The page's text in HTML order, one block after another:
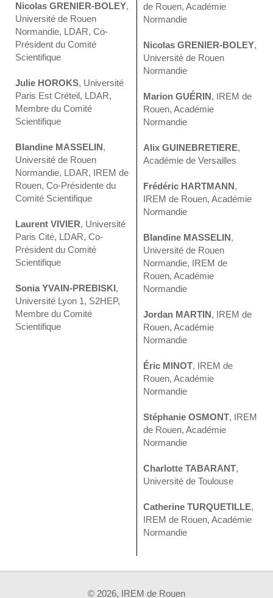
Nicolas GRENIER-BOLEY,
Université de Rouen
Normandie, LDAR, Co-
Président du Comité
Scientifique
Julie HOROKS, Université
Paris Est Créteil, LDAR,
Membre du Comité
Scientifique
Blandine MASSELIN,
Université de Rouen
Normandie, LDAR, IREM de
Rouen, Co-Présidente du
Comité Scientifique
Laurent VIVIER, Université
Paris Cité, LDAR, Co-
Président du Comité
Scientifique
Sonia YVAIN-PREBISKI,
Université Lyon 1, S2HEP,
Membre du Comité
Scientifique
de Rouen, Académie
Normandie
Nicolas GRENIER-BOLEY,
Université de Rouen
Normandie
Marion GUÉRIN, IREM de
Rouen, Académie
Normandie
Alix GUINEBRETIERE,
Académie de Versailles
Frédéric HARTMANN,
IREM de Rouen, Académie
Normandie
Blandine MASSELIN,
Université de Rouen
Normandie, IREM de
Rouen, Académie
Normandie
Jordan MARTIN, IREM de
Rouen, Académie
Normandie
Éric MINOT, IREM de
Rouen, Académie
Normandie
Stéphanie OSMONT, IREM
de Rouen, Académie
Normandie
Charlotte TABARANT,
Université de Toulouse
Catherine TURQUETILLE,
IREM de Rouen, Académie
Normandie
© 2026, IREM de Rouen